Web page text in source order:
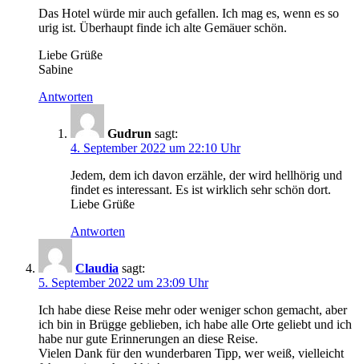
Das Hotel würde mir auch gefallen. Ich mag es, wenn es so
urig ist. Überhaupt finde ich alte Gemäuer schön.
Liebe Grüße
Sabine
Antworten
Gudrun sagt:
4. September 2022 um 22:10 Uhr
Jedem, dem ich davon erzähle, der wird hellhörig und
findet es interessant. Es ist wirklich sehr schön dort.
Liebe Grüße
Antworten
Claudia sagt:
5. September 2022 um 23:09 Uhr
Ich habe diese Reise mehr oder weniger schon gemacht, aber
ich bin in Brügge geblieben, ich habe alle Orte geliebt und ich
habe nur gute Erinnerungen an diese Reise.
Vielen Dank für den wunderbaren Tipp, wer weiß, vielleicht